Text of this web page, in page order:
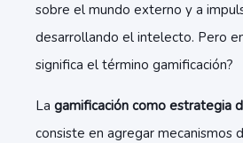
sobre el mundo externo y a
desarrollando el intelecto. Pero
significa el término gamificación?
La gamificación como estrategia
consiste en agregar mecanismos